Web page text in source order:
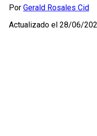
Por Gerald Rosales Cid
Actualizado el 28/06/